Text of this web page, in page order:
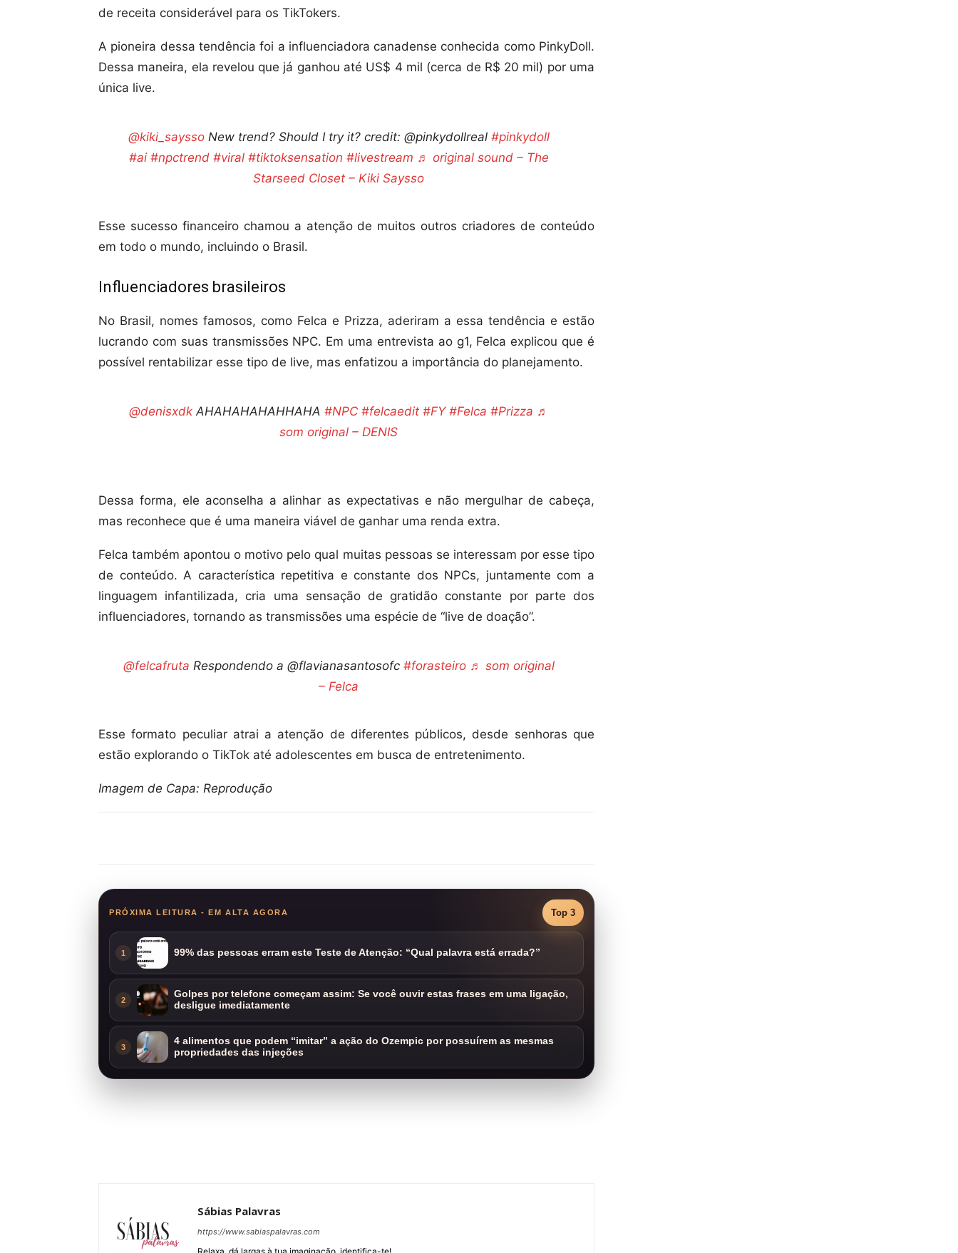
de receita considerável para os TikTokers.
A pioneira dessa tendência foi a influenciadora canadense conhecida como PinkyDoll.
Dessa maneira, ela revelou que já ganhou até US$ 4 mil (cerca de R$ 20 mil) por uma
única live.
@kiki_sayssoNew trend? Should I try it? credit: @pinkydollreal #pinkydoll
#ai #npctrend #viral #tiktoksensation #livestream ♬ original sound – The
Starseed Closet – Kiki Saysso
Esse sucesso financeiro chamou a atenção de muitos outros criadores de conteúdo
em todo o mundo, incluindo o Brasil.
Influenciadores brasileiros
No Brasil, nomes famosos, como Felca e Prizza, aderiram a essa tendência e estão
lucrando com suas transmissões NPC. Em uma entrevista ao g1, Felca explicou que é
possível rentabilizar esse tipo de live, mas enfatizou a importância do planejamento.
@denisxdkAHAHAHAHAHHAHA #NPC #felcaedit #FY #Felca #Prizza ♬
som original – DENIS
Dessa forma, ele aconselha a alinhar as expectativas e não mergulhar de cabeça,
mas reconhece que é uma maneira viável de ganhar uma renda extra.
Felca também apontou o motivo pelo qual muitas pessoas se interessam por esse tipo
de conteúdo. A característica repetitiva e constante dos NPCs, juntamente com a
linguagem infantilizada, cria uma sensação de gratidão constante por parte dos
influenciadores, tornando as transmissões uma espécie de “live de doação”.
@felcafruta Respondendo a @flavianasantosofc #forasteiro ♬ som original
– Felca
Esse formato peculiar atrai a atenção de diferentes públicos, desde senhoras que
estão explorando o TikTok até adolescentes em busca de entretenimento.
Imagem de Capa: Reprodução
PRÓXIMA LEITURA - EM ALTA AGORA Top 3
1 99% das pessoas erram este Teste de Atenção: “Qual palavra está errada?”
2
Golpes por telefone começam assim: Se você ouvir estas frases em uma ligação,
desligue imediatamente
3
4 alimentos que podem “imitar” a ação do Ozempic por possuírem as mesmas
propriedades das injeções
Sábias Palavras
https://www.sabiaspalavras.com